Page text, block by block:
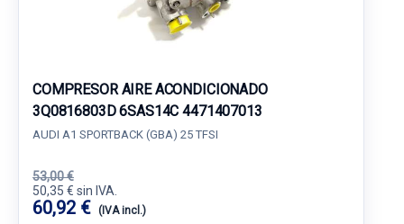
COMPRESOR AIRE ACONDICIONADO
3Q0816803D 6SAS14C 4471407013
AUDI A1 SPORTBACK (GBA) 25 TFSI
53,00 €
50,35 € sin IVA.
60,92 € (IVA incl.)